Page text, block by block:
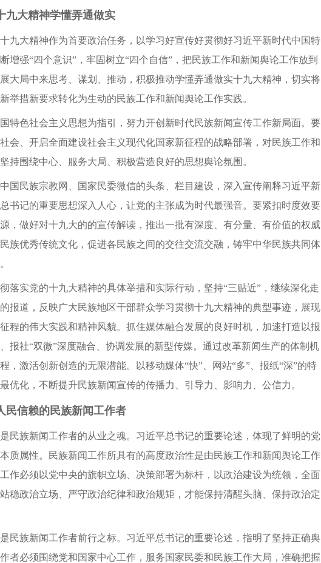
大精神学懂弄通做实
大精神作为首要政治任务，以学习好宣传好贯彻好习近平新时代中国特
增强“四个意识”，牢固树立“四个自信”，把民族工作和新闻舆论工作放到
大局中来思考、谋划、推动，积极推动学懂弄通做实十九大精神，切实将
举措新要求转化为生动的民族工作和新闻舆论工作实践。
色社会主义思想为指引，努力开创新时代民族新闻宣传工作新局面。要
会、开启全面建设社会主义现代化国家新征程的战略部署，对民族工作和
持围绕中心、服务大局、积极营造良好的思想舆论氛围。
民族宗教网、国家民委微信的头条、栏目建设，深入宣传阐释习近平新
书记的重要思想深入人心，让党的主张成为时代最强音。要紧扣时度效要
，做好对十九大的的宣传解读，推出一批有深度、有分量、有价值的权威
族优秀传统文化，促进各民族之间的交往交流交融，铸牢中华民族共同体
实党的十九大精神的具体举措和实际行动，坚持“三贴近”，继续深化走
报道，反映广大民族地区干部群众学习贯彻十九大精神的典型事迹，展现
程的伟大实践和精神风貌。抓住媒体融合发展的良好时机，加速打造以报
报社“双微”深度融合、协调发展的新型传媒。通过改革新闻生产的体制机
，激活创新创造的无限潜能。以移动媒体“快”、网站“多”、报纸“深”的特
优化，不断提升民族新闻宣传的传播力、引导力、影响力、公信力。
信赖的民族新闻工作者
族新闻工作者的从业之魂。习近平总书记的重要论述，体现了鲜明的党
质属性。民族新闻工作所具有的高度政治性是由民族工作和新闻舆论工作
作必须以党中央的旗帜立场、决策部署为标杆，以政治建设为统领，全面
稳政治立场、严守政治纪律和政治规矩，才能保持清醒头脑、保持政治定
族新闻工作者前行之标。习近平总书记的重要论述，指明了坚持正确舆
者必须围绕党和国家中心工作，服务国家民委和民族工作大局，准确把握